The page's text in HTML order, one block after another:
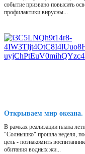
событие призвано повысить
профилактики вирусны...
Открываем мир
В рамках реализации плана
"Солнышко" прошла неделя,
цель - познакомить
обитания водных жи...